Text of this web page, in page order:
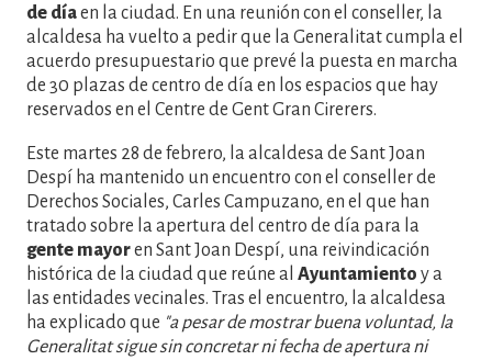
de díaen la ciudad. En una reunión con el conseller, la
alcaldesa ha vuelto a pedir que la Generalitat cumpla el
acuerdo presupuestario que prevé la puesta en marcha
de 30 plazas de centro de día en los espacios que hay
reservados en el Centre de Gent Gran Cirerers.
Este martes 28 de febrero, la alcaldesa de Sant Joan
Despí ha mantenido un encuentro con el conseller de
Derechos Sociales, Carles Campuzano, en el que han
tratado sobre la apertura del centro de día para la
gente mayoren Sant Joan Despí, una reivindicación
histórica de la ciudad que reúne al Ayuntamiento y a
las entidades vecinales. Tras el encuentro, la alcaldesa
ha explicado que "a pesar de mostrar buena voluntad, la
Generalitat sigue sin concretar ni fecha de apertura ni